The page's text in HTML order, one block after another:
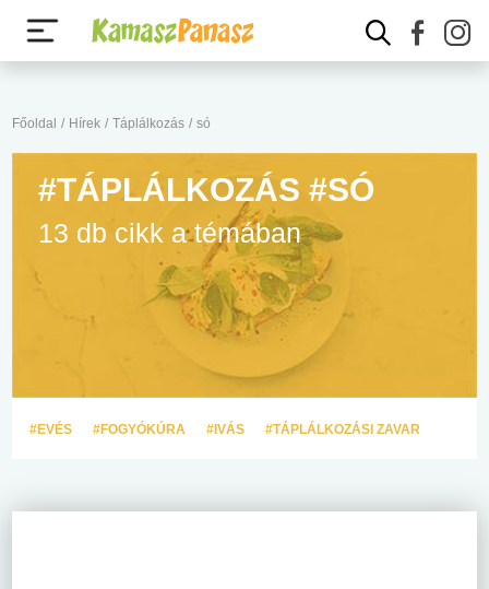
Főoldal / Hírek / Táplálkozás / só
#TÁPLÁLKOZÁS #SÓ
13 db cikk a témában
#EVÉS #FOGYÓKÚRA #IVÁS #TÁPLÁLKOZÁSI ZAVAR